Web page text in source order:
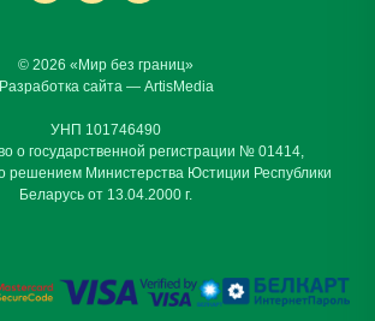
© 2026 «Мир без границ»
Разработка сайта — ArtisMedia
УНП 101746490
о государственной регистрации № 01414,
решением Министерства Юстиции Республики
Беларусь от 13.04.2000 г.